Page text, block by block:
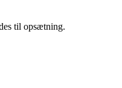
til opsætning.